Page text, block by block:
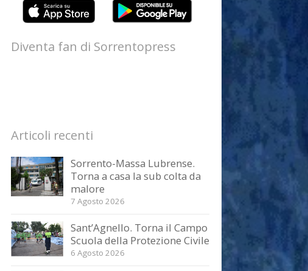
Diventa fan di Sorrentopress
Articoli recenti
Sorrento-Massa Lubrense.
Torna a casa la sub colta da
malore
7 Agosto 2026
Sant’Agnello. Torna il Campo
Scuola della Protezione Civile
6 Agosto 2026